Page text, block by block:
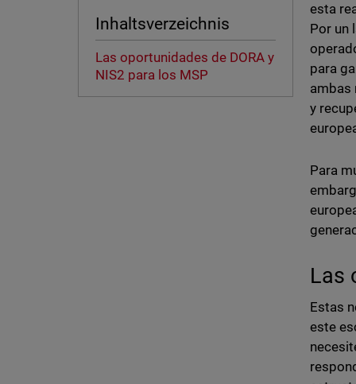
Inhaltsverzeichnis
Las oportunidades de DORA y
NIS2 para los MSP
esta
Por un
para
ambas
y
Para
Las
Estas
este